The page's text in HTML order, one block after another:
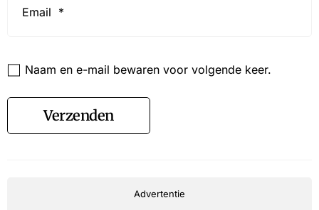
Naam en e-mail bewaren voor volgende keer.
Verzenden
Advertentie